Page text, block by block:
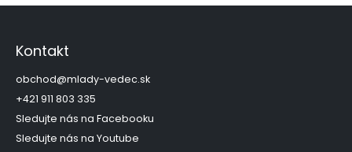
Z
Kontakt
obchod@mlady-vedec.sk
+421 911 803 335
Sledujte nás na Facebooku
Sledujte nás na Youtube